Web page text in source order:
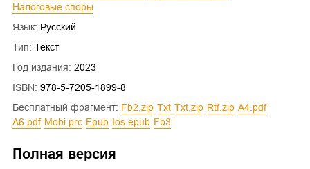
Налоговые споры
Язык: Русский
Тип: Текст
Год издания: 2023
ISBN: 978-5-7205-1899-8
Бесплатный фрагмент:
fb2.zip txt txt.zip rtf.zip
a4.pdf
a6.pdf
mobi.prc epub ios.epub fb3
Полная версия